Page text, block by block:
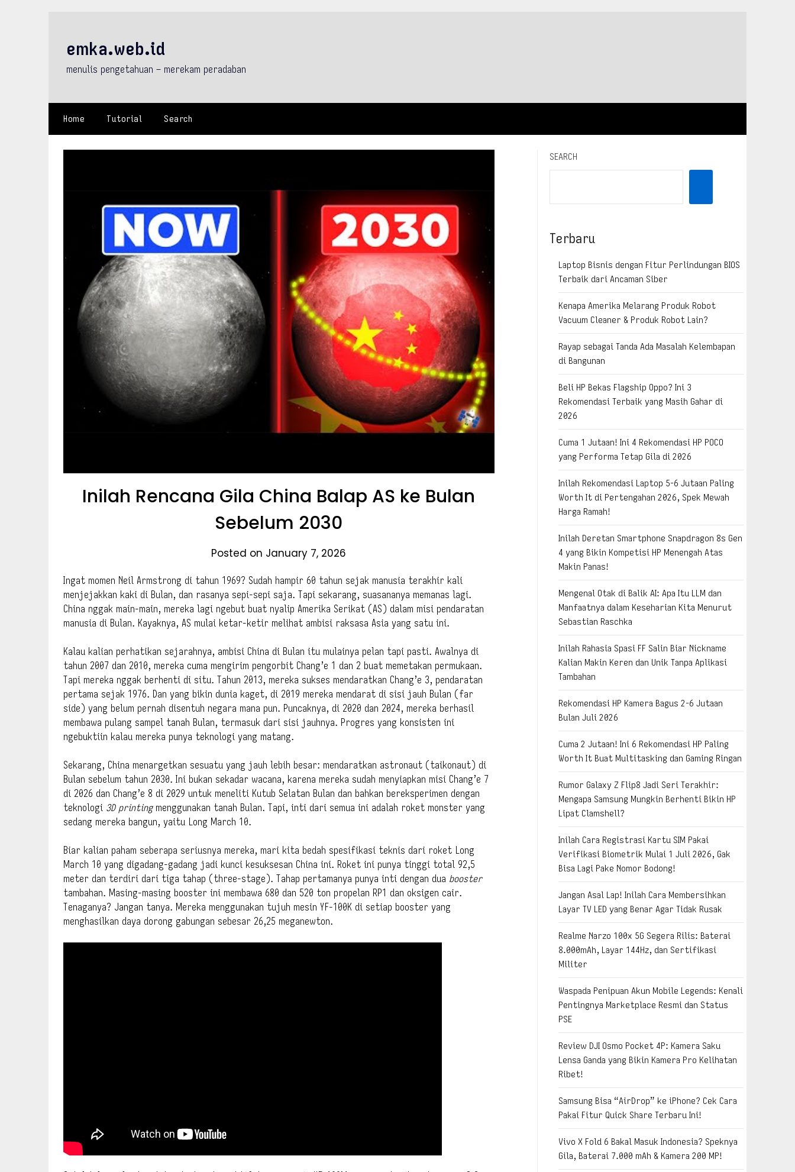
emka.web.id
menulis pengetahuan – merekam peradaban
Home Tutorial Search
Inilah Rencana Gila China Balap AS ke Bulan
Sebelum 2030
Posted on January 7, 2026
Ingat momen Neil Armstrong di tahun 1969? Sudah hampir 60 tahun sejak manusia terakhir kali
menjejakkan kaki di Bulan, dan rasanya sepi-sepi saja. Tapi sekarang, suasananya memanas lagi.
China nggak main-main, mereka lagi ngebut buat nyalip Amerika Serikat (AS) dalam misi pendaratan
manusia di Bulan. Kayaknya, AS mulai ketar-ketir melihat ambisi raksasa Asia yang satu ini.
Kalau kalian perhatikan sejarahnya, ambisi China di Bulan itu mulainya pelan tapi pasti. Awalnya di
tahun 2007 dan 2010, mereka cuma mengirim pengorbit Chang’e 1 dan 2 buat memetakan permukaan.
Tapi mereka nggak berhenti di situ. Tahun 2013, mereka sukses mendaratkan Chang’e 3, pendaratan
pertama sejak 1976. Dan yang bikin dunia kaget, di 2019 mereka mendarat di sisi jauh Bulan (far
side) yang belum pernah disentuh negara mana pun. Puncaknya, di 2020 dan 2024, mereka berhasil
membawa pulang sampel tanah Bulan, termasuk dari sisi jauhnya. Progres yang konsisten ini
ngebuktiin kalau mereka punya teknologi yang matang.
Sekarang, China menargetkan sesuatu yang jauh lebih besar: mendaratkan astronaut (taikonaut) di
Bulan sebelum tahun 2030. Ini bukan sekadar wacana, karena mereka sudah menyiapkan misi Chang’e 7
di 2026 dan Chang’e 8 di 2029 untuk meneliti Kutub Selatan Bulan dan bahkan bereksperimen dengan
teknologi 3D printingmenggunakan tanah Bulan. Tapi, inti dari semua ini adalah roket monster yang
sedang mereka bangun, yaitu Long March 10.
Biar kalian paham seberapa seriusnya mereka, mari kita bedah spesifikasi teknis dari roket Long
March 10 yang digadang-gadang jadi kunci kesuksesan China ini. Roket ini punya tinggi total 92,5
meter dan terdiri dari tiga tahap (three-stage). Tahap pertamanya punya inti dengan dua booster
tambahan. Masing-masing booster ini membawa 680 dan 520 ton propelan RP1 dan oksigen cair.
Tenaganya? Jangan tanya. Mereka menggunakan tujuh mesin YF-100K di setiap booster yang
menghasilkan daya dorong gabungan sebesar 26,25 meganewton.
SEARCH
Terbaru
Laptop Bisnis dengan Fitur Perlindungan BIOS
Terbaik dari Ancaman Siber
Kenapa Amerika Melarang Produk Robot
Vacuum Cleaner & Produk Robot Lain?
Rayap sebagai Tanda Ada Masalah Kelembapan
di Bangunan
Beli HP Bekas Flagship Oppo? Ini 3
Rekomendasi Terbaik yang Masih Gahar di
2026
Cuma 1 Jutaan! Ini 4 Rekomendasi HP POCO
yang Performa Tetap Gila di 2026
Inilah Rekomendasi Laptop 5-6 Jutaan Paling
Worth It di Pertengahan 2026, Spek Mewah
Harga Ramah!
Inilah Deretan Smartphone Snapdragon 8s Gen
4 yang Bikin Kompetisi HP Menengah Atas
Makin Panas!
Mengenal Otak di Balik AI: Apa Itu LLM dan
Manfaatnya dalam Keseharian Kita Menurut
Sebastian Raschka
Inilah Rahasia Spasi FF Salin Biar Nickname
Kalian Makin Keren dan Unik Tanpa Aplikasi
Tambahan
Rekomendasi HP Kamera Bagus 2-6 Jutaan
Bulan Juli 2026
Cuma 2 Jutaan! Ini 6 Rekomendasi HP Paling
Worth It Buat Multitasking dan Gaming Ringan
Rumor Galaxy Z Flip8 Jadi Seri Terakhir:
Mengapa Samsung Mungkin Berhenti Bikin HP
Lipat Clamshell?
Inilah Cara Registrasi Kartu SIM Pakai
Verifikasi Biometrik Mulai 1 Juli 2026, Gak
Bisa Lagi Pake Nomor Bodong!
Jangan Asal Lap! Inilah Cara Membersihkan
Layar TV LED yang Benar Agar Tidak Rusak
Realme Narzo 100x 5G Segera Rilis: Baterai
8.000mAh, Layar 144Hz, dan Sertifikasi
Militer
Waspada Penipuan Akun Mobile Legends: Kenali
Pentingnya Marketplace Resmi dan Status
PSE
Review DJI Osmo Pocket 4P: Kamera Saku
Lensa Ganda yang Bikin Kamera Pro Kelihatan
Ribet!
Samsung Bisa “AirDrop” ke iPhone? Cek Cara
Pakai Fitur Quick Share Terbaru Ini!
Vivo X Fold 6 Bakal Masuk Indonesia? Speknya
Gila, Baterai 7.000 mAh & Kamera 200 MP!